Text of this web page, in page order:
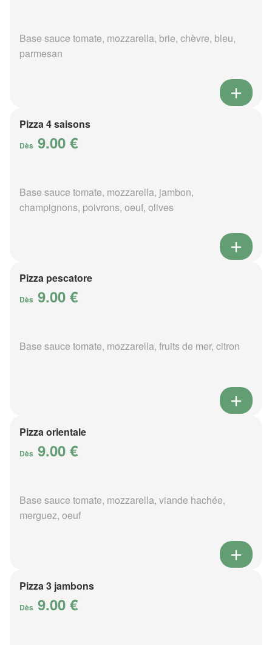
Base sauce tomate, mozzarella, brie, chèvre, bleu,
parmesan
Pizza 4 saisons
Dès 9.00 €
Base sauce tomate, mozzarella, jambon,
champignons, poivrons, oeuf, olives
Pizza pescatore
Dès 9.00 €
Base sauce tomate, mozzarella, fruits de mer, citron
Pizza orientale
Dès 9.00 €
Base sauce tomate, mozzarella, viande hachée,
merguez, oeuf
Pizza 3 jambons
Dès 9.00 €